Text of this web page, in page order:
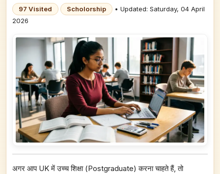
97 Visited Scholorship
• Updated: Saturday, 04 April
2026
अगर आप UK में उच्च शिक्षा (Postgraduate) करना चाहते हैं, तो